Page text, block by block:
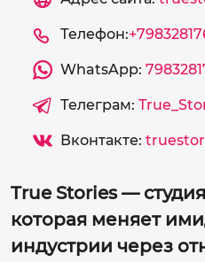
Телефон:
WhatsApp:
Телеграм:
Вконтакте:
True Stories —
которая меняет
индустрии через